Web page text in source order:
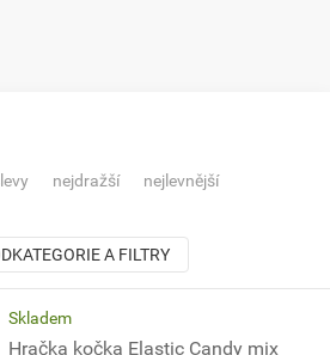
nejdražší
nejlevnější
A FILTRY
Skladem
Hračka kočka Elastic Candy mix